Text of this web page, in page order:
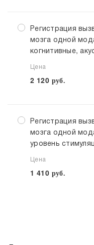
Регистрация
мозга одной
когнитивные,
Цена
2 120 руб.
Регистрация
мозга одной
уровень
Цена
1 410 руб.